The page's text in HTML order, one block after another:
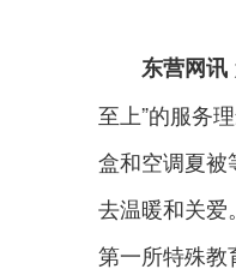
东营网讯
至上”的服务
盒和空调夏被
去温暖和关爱
第一所特殊教